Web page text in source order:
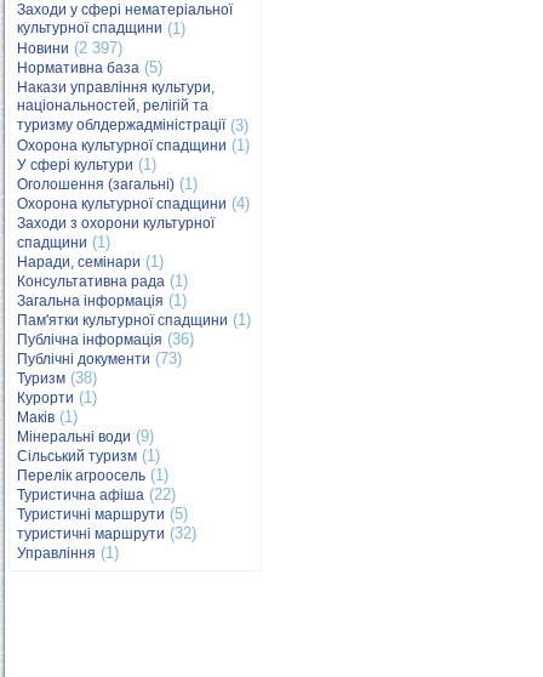
Заходи у сфері нематеріальної
культурної спадщини (1)
Новини (2 397)
Нормативна база (5)
Накази управління культури,
національностей, релігій та
туризму облдержадміністрації(3)
Охорона культурної спадщини (1)
У сфері культури (1)
Оголошення (загальні) (1)
Охорона культурної спадщини (4)
Заходи з охорони культурної
спадщини (1)
Наради, семінари (1)
Консультативна рада (1)
Загальна інформація (1)
Пам'ятки культурної спадщини (1)
Публічна інформація (36)
Публічні документи (73)
Туризм (38)
Курорти (1)
Маків (1)
Мінеральні води (9)
Сільський туризм (1)
Перелік агроосель (1)
Туристична афіша (22)
Туристичні маршрути (5)
туристичні маршрути (32)
Управління (1)